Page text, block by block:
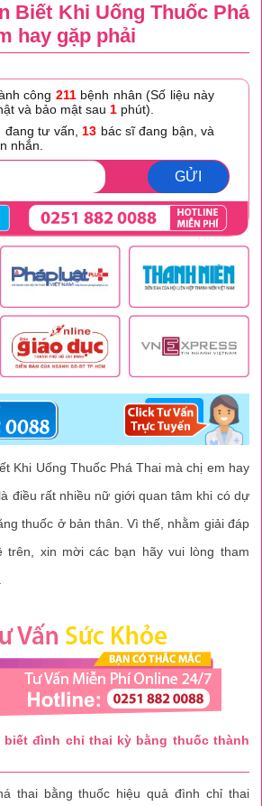
Biết Khi Uống Thuốc Phá
hay gặp phải
công 211bệnh nhân (Số liệu này
và bảo mật sau 1phút).
đang tư vấn, 13 bác sĩ đang bận, và
nhắn.
GỬI
Uống Thuốc Phá Thai mà chị em hay
điều rất nhiều nữ giới quan tâm khi có dự
thuốc ở bản thân. Vì thế, nhằm giải đáp
trên, xin mời các bạn hãy vui lòng tham
biết đình chỉ thai kỳ bằng thuốc thành
bằng thuốc hiệu quả đình chỉ thai